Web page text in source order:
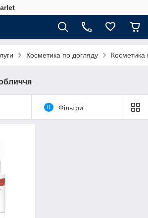
Косметика по догляду Косметика
0 Фільтри